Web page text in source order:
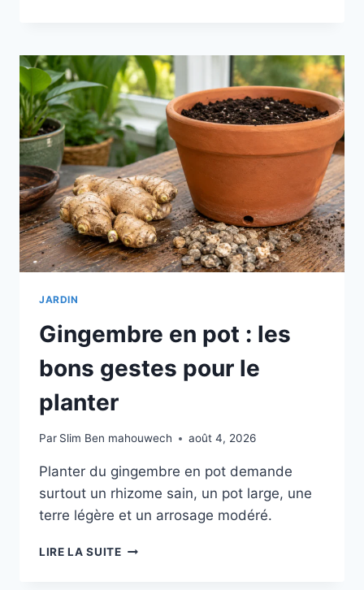
TÉLÉVISION
SANS
L’ABÎMER
JARDIN
Gingembre en pot : les
bons gestes pour le
planter
Par Slim Ben mahouwech août 4, 2026
Planter du gingembre en pot demande
surtout un rhizome sain, un pot large, une
terre légère et un arrosage modéré.
LIRE LA SUITEGINGEMBRE